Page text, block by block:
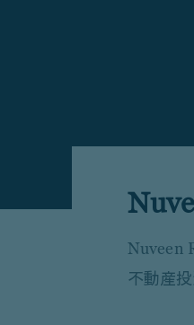
Nuveen
不動産